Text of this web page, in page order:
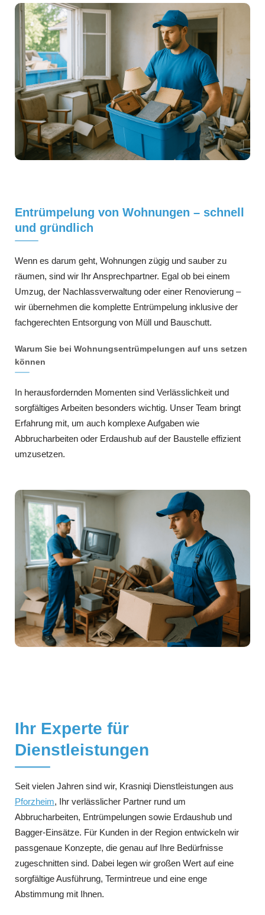
Entrümpelung von Wohnungen – schnell
und gründlich
Wenn es darum geht, Wohnungen zügig und sauber zu
räumen, sind wir Ihr Ansprechpartner. Egal ob bei einem
Umzug, der Nachlassverwaltung oder einer Renovierung –
wir übernehmen die komplette Entrümpelung inklusive der
fachgerechten Entsorgung von Müll und Bauschutt.
Warum Sie bei Wohnungsentrümpelungen auf uns setzen
können
In herausfordernden Momenten sind Verlässlichkeit und
sorgfältiges Arbeiten besonders wichtig. Unser Team bringt
Erfahrung mit, um auch komplexe Aufgaben wie
Abbrucharbeiten oder Erdaushub auf der Baustelle effizient
umzusetzen.
Ihr Experte für
Dienstleistungen
Seit vielen Jahren sind wir, Krasniqi Dienstleistungen aus
Pforzheim, Ihr verlässlicher Partner rund um
Abbrucharbeiten, Entrümpelungen sowie Erdaushub und
Bagger-Einsätze. Für Kunden in der Region entwickeln wir
passgenaue Konzepte, die genau auf Ihre Bedürfnisse
zugeschnitten sind. Dabei legen wir großen Wert auf eine
sorgfältige Ausführung, Termintreue und eine enge
Abstimmung mit Ihnen.